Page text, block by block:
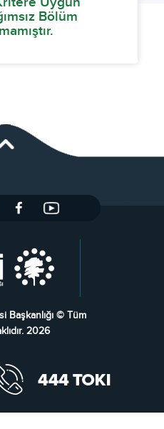
Bölüm
Başkanlığı © Tüm
2026